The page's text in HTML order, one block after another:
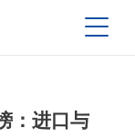
：进口与